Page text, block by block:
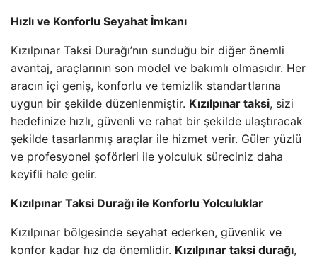
Hızlı ve Konforlu Seyahat İmkanı
Kızılpınar Taksi Durağı’nın sunduğu bir diğer önemli
avantaj, araçlarının son model ve bakımlı olmasıdır. Her
aracın içi geniş, konforlu ve temizlik standartlarına
uygun bir şekilde düzenlenmiştir. Kızılpınar taksi, sizi
hedefinize hızlı, güvenli ve rahat bir şekilde ulaştıracak
şekilde tasarlanmış araçlar ile hizmet verir. Güler yüzlü
ve profesyonel şoförleri ile yolculuk süreciniz daha
keyifli hale gelir.
Kızılpınar Taksi Durağı ile Konforlu Yolculuklar
Kızılpınar bölgesinde seyahat ederken, güvenlik ve
konfor kadar hız da önemlidir. Kızılpınar taksi durağı,